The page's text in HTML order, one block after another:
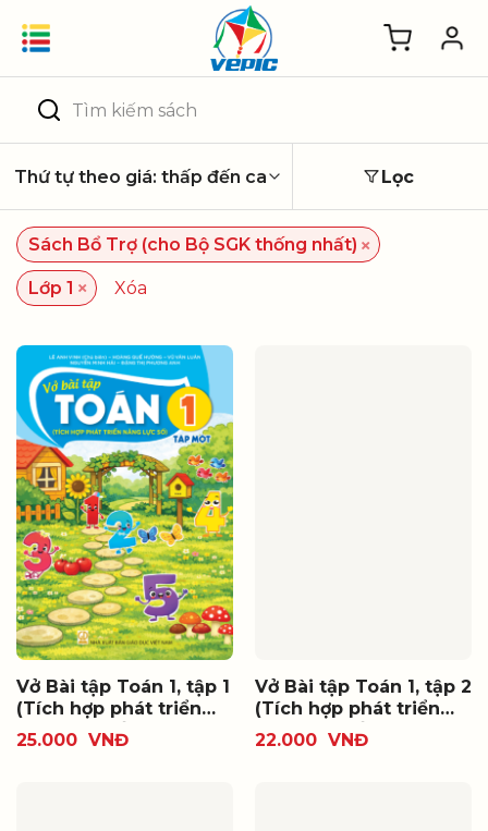
Tìm
kiếm:
Lọc
Sách Bổ Trợ (cho Bộ SGK thống nhất) ×
Lớp 1 × Xóa
Vở Bài tập Toán 1, tập 1
(Tích hợp phát triển
năng lực số)
25.000 VNĐ
Vở Bài tập Toán 1, tập 2
(Tích hợp phát triển
năng lực số)
22.000 VNĐ